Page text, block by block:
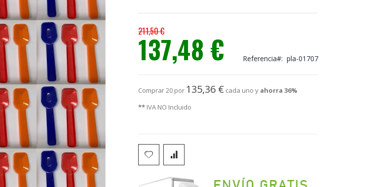
211,50 €
Precio
especial
137,48 € Referencia pla-01707
Comprar 20 por 135,36 € cada uno y ahorra36%
** IVA NO Incluido